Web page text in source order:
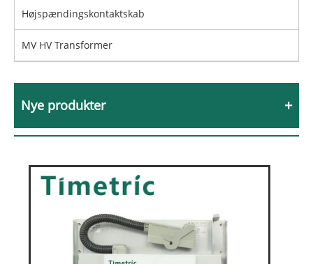
Højspændingskontaktskab
MV HV Transformer
Nye produkter